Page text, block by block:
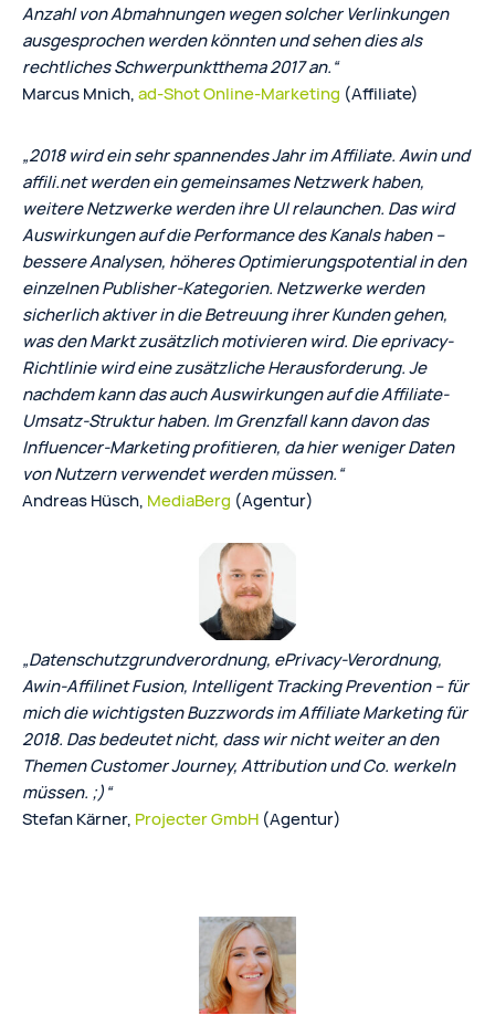
Anzahl von Abmahnungen wegen solcher Verlinkungen
ausgesprochen werden könnten und sehen dies als
rechtliches Schwerpunktthema 2017 an.“
Marcus Mnich,ad-Shot Online-Marketing (Affiliate)
„2018 wird ein sehr spannendes Jahr im Affiliate. Awin und
affili.net werden ein gemeinsames Netzwerk haben,
weitere Netzwerke werden ihre UI relaunchen. Das wird
Auswirkungen auf die Performance des Kanals haben –
bessere Analysen, höheres Optimierungspotential in den
einzelnen Publisher-Kategorien. Netzwerke werden
sicherlich aktiver in die Betreuung ihrer Kunden gehen,
was den Markt zusätzlich motivieren wird. Die eprivacy-
Richtlinie wird eine zusätzliche Herausforderung. Je
nachdem kann das auch Auswirkungen auf die Affiliate-
Umsatz-Struktur haben. Im Grenzfall kann davon das
Influencer-Marketing profitieren, da hier weniger Daten
von Nutzern verwendet werden müssen.“
Andreas Hüsch, MediaBerg (Agentur)
„Datenschutzgrundverordnung, ePrivacy-Verordnung,
Awin-Affilinet Fusion, Intelligent Tracking Prevention – für
mich die wichtigsten Buzzwords im Affiliate Marketing für
2018. Das bedeutet nicht, dass wir nicht weiter an den
Themen Customer Journey, Attribution und Co. werkeln
müssen. ;)“
Stefan Kärner, Projecter GmbH (Agentur)